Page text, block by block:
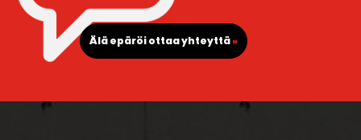
Älä epäröi ottaa yhteyttä»